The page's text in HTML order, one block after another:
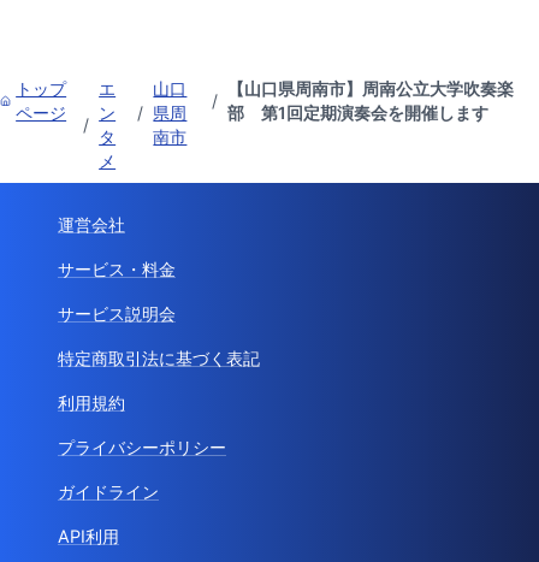
トップ
ページ
/
エ
ン
タ
メ
/
山口
県周
南市
/
【山口県周南市】周南公立大学吹奏楽
部 第1回定期演奏会を開催します
運営会社
サービス・料金
サービス説明会
特定商取引法に基づく表記
利用規約
プライバシーポリシー
ガイドライン
API利用